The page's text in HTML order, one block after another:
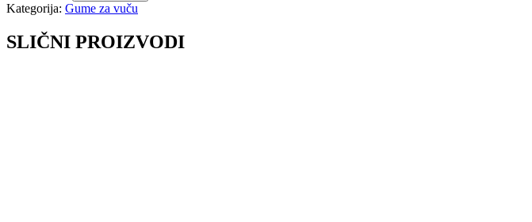
Kategorija: Gume za vuču
SLIČNI PROIZVODI